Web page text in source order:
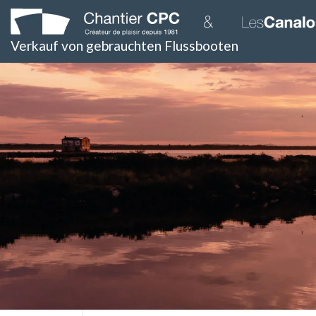
Skip
content
Verkauf von gebrauchten Flussbooten